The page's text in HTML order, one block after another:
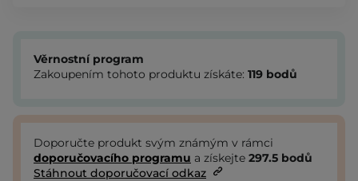
Věrnostní program
Zakoupením tohoto produktu získáte: 119 bodů
Doporučte produkt svým známým v rámci
doporučovacího programu a získejte 297.5 bodů
Stáhnout doporučovací odkaz